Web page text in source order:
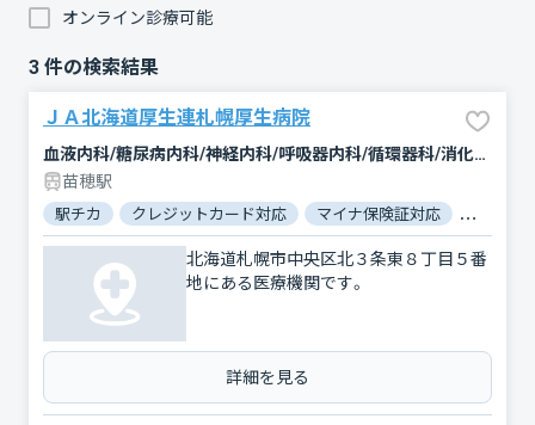
オンライン診療可能
3 件の検索結果
ＪＡ北海道厚生連札幌厚生病院
血液内科/糖尿病内科/神経内科/呼吸器内科/循環器科/消化器科/腎臓内科・外科/緩和ケア/外科/心臓血管外科/整形外科/小児科/婦人科/眼科/耳鼻咽喉科/皮膚科/泌尿器科/精神科・神経科/リウマチ科/リハビリテーション/放射線科/臨床検査・病理診断/麻酔科
苗穂駅
駅チカ クレジットカード対応 マイナ保険証対応 女性医師
北海道札幌市中央区北３条東８丁目５番
地にある医療機関です。
詳細を見る